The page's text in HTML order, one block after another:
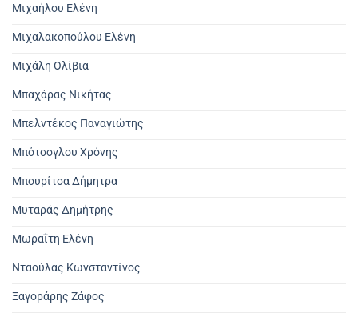
Μιχαήλου Ελένη
Μιχαλακοπούλου Ελένη
Μιχάλη Ολίβια
Μπαχάρας Νικήτας
Μπελντέκος Παναγιώτης
Μπότσογλου Χρόνης
Μπουρίτσα Δήμητρα
Μυταράς Δημήτρης
Μωραΐτη Ελένη
Νταούλας Κωνσταντίνος
Ξαγοράρης Ζάφος